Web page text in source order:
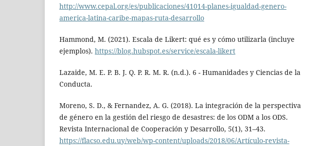
http://www.cepal.org/es/publicaciones/41014-planes-igualdad-genero-
america-latina-caribe-mapas-ruta-desarrollo
Hammond, M. (2021). Escala de Likert: qué es y cómo utilizarla (incluye
ejemplos). https://blog.hubspot.es/service/escala-likert
Lazaide, M. E. P. B. J. Q. P. R. M. R. (n.d.). 6 - Humanidades y Ciencias de la
Conducta.
Moreno, S. D., & Fernandez, A. G. (2018). La integración de la perspectiva
de género en la gestión del riesgo de desastres: de los ODM a los ODS.
Revista Internacional de Cooperación y Desarrollo, 5(1), 31–43.
https://flacso.edu.uy/web/wp-content/uploads/2018/06/Artículo-revista-